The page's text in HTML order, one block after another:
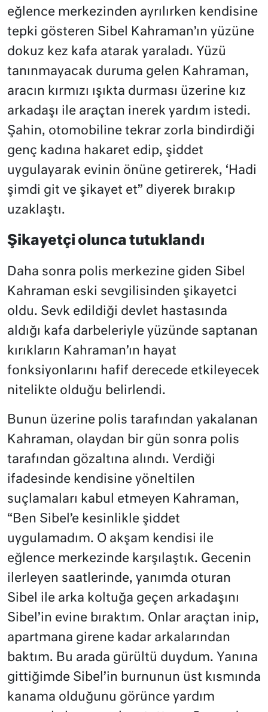
eğlence merkezinden ayrılırken kendisine
tepki gösteren Sibel Kahraman’ın yüzüne
dokuz kez kafa atarak yaraladı. Yüzü
tanınmayacak duruma gelen Kahraman,
aracın kırmızı ışıkta durması üzerine kız
arkadaşı ile araçtan inerek yardım istedi.
Şahin, otomobiline tekrar zorla bindirdiği
genç kadına hakaret edip, şiddet
uygulayarak evinin önüne getirerek, ‘Hadi
şimdi git ve şikayet et” diyerek bırakıp
uzaklaştı.
Şikayetçi olunca tutuklandı
Daha sonra polis merkezine giden Sibel
Kahraman eski sevgilisinden şikayetci
oldu. Sevk edildiği devlet hastasında
aldığı kafa darbeleriyle yüzünde saptanan
kırıkların Kahraman’ın hayat
fonksiyonlarını hafif derecede etkileyecek
nitelikte olduğu belirlendi.
Bunun üzerine polis tarafından yakalanan
Kahraman, olaydan bir gün sonra polis
tarafından gözaltına alındı. Verdiği
ifadesinde kendisine yöneltilen
suçlamaları kabul etmeyen Kahraman,
“Ben Sibel’e kesinlikle şiddet
uygulamadım. O akşam kendisi ile
eğlence merkezinde karşılaştık. Gecenin
ilerleyen saatlerinde, yanımda oturan
Sibel ile arka koltuğa geçen arkadaşını
Sibel’in evine bıraktım. Onlar araçtan inip,
apartmana girene kadar arkalarından
baktım. Bu arada gürültü duydum. Yanına
gittiğimde Sibel’in burnunun üst kısmında
kanama olduğunu görünce yardım